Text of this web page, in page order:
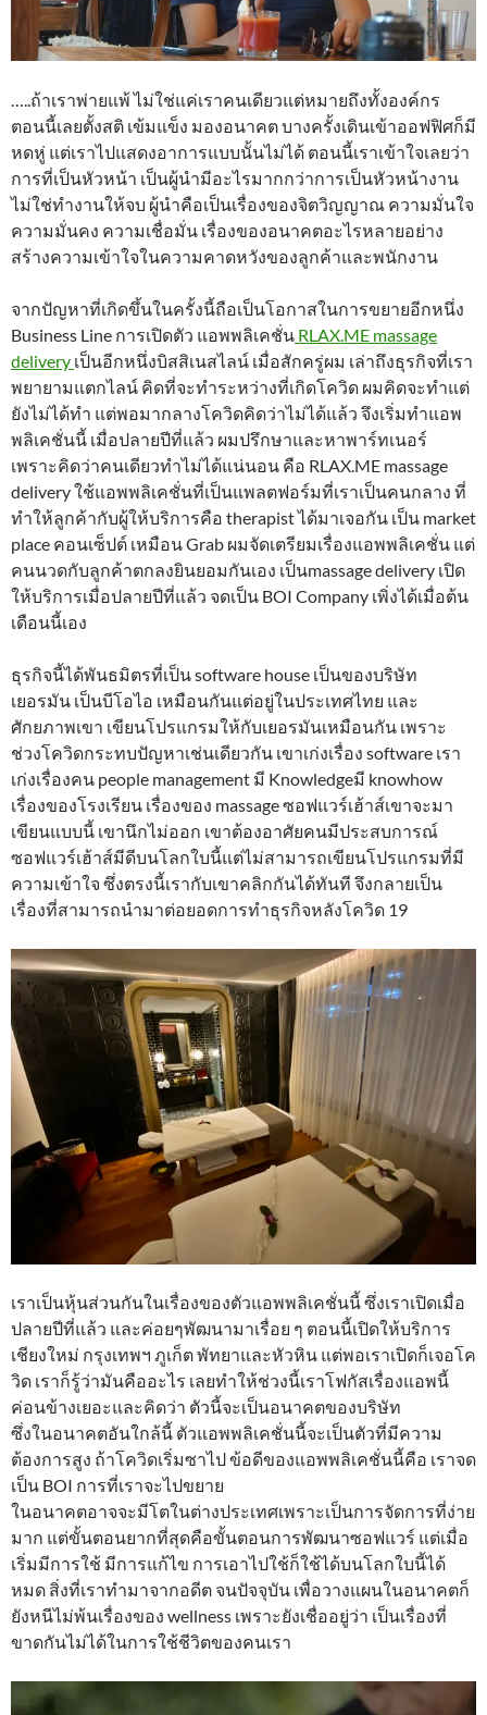
…..ถ้าเราพ่ายแพ้ ไม่ใช่แค่เราคนเดียวแต่หมายถึงทั้งองค์กร
ตอนนี้เลยตั้งสติ เข้มแข็ง มองอนาคต บางครั้งเดินเข้าออฟฟิศก็มี
หดหู่ แต่เราไปแสดงอาการแบบนั้นไม่ได้ ตอนนี้เราเข้าใจเลยว่า
การที่เป็นหัวหน้า เป็นผู้นำมีอะไรมากกว่าการเป็นหัวหน้างาน
ไม่ใช่ทำงานให้จบ ผู้นำคือเป็นเรื่องของจิตวิญญาณ ความมั่นใจ
ความมั่นคง ความเชื่อมั่น เรื่องของอนาคตอะไรหลายอย่าง
สร้างความเข้าใจในความคาดหวังของลูกค้าและพนักงาน
จากปัญหาที่เกิดขึ้นในครั้งนี้ถือเป็นโอกาสในการขยายอีกหนึ่ง
Business Line การเปิดตัว แอพพลิเคชั่น RLAX.ME massage
delivery เป็นอีกหนึ่งบิสสิเนสไลน์ เมื่อสักครู่ผม เล่าถึงธุรกิจที่เรา
พยายามแตกไลน์ คิดที่จะทำระหว่างที่เกิดโควิด ผมคิดจะทำแต่
ยังไม่ได้ทำ แต่พอมากลางโควิดคิดว่าไม่ได้แล้ว จึงเริ่มทำแอพ
พลิเคชั่นนี้ เมื่อปลายปีที่แล้ว ผมปรึกษาและหาพาร์ทเนอร์
เพราะคิดว่าคนเดียวทำไม่ได้แน่นอน คือ RLAX.ME massage
delivery ใช้แอพพลิเคชั่นที่เป็นแพลตฟอร์มที่เราเป็นคนกลาง ที่
ทำให้ลูกค้ากับผู้ให้บริการคือ therapist ได้มาเจอกัน เป็น market
place คอนเซ็ปต์ เหมือน Grab ผมจัดเตรียมเรื่องแอพพลิเคชั่น แต่
คนนวดกับลูกค้าตกลงยินยอมกันเอง เป็นmassage delivery เปิด
ให้บริการเมื่อปลายปีที่แล้ว จดเป็น BOI Company เพิ่งได้เมื่อต้น
เดือนนี้เอง
ธุรกิจนี้ได้พันธมิตรที่เป็น software house เป็นของบริษัท
เยอรมัน เป็นบีโอไอ เหมือนกันแต่อยู่ในประเทศไทย และ
ศักยภาพเขา เขียนโปรแกรมให้กับเยอรมันเหมือนกัน เพราะ
ช่วงโควิดกระทบปัญหาเช่นเดียวกัน เขาเก่งเรื่อง software เรา
เก่งเรื่องคน people management มี Knowledgeมี knowhow
เรื่องของโรงเรียน เรื่องของ massage ซอฟแวร์เฮ้าส์เขาจะมา
เขียนแบบนี้ เขานึกไม่ออก เขาต้องอาศัยคนมีประสบการณ์
ซอฟแวร์เฮ้าส์มีดีบนโลกใบนี้แต่ไม่สามารถเขียนโปรแกรมที่มี
ความเข้าใจ ซึ่งตรงนี้เรากับเขาคลิกกันได้ทันที จึงกลายเป็น
เรื่องที่สามารถนำมาต่อยอดการทำธุรกิจหลังโควิด 19
เราเป็นหุ้นส่วนกันในเรื่องของตัวแอพพลิเคชั่นนี้ ซึ่งเราเปิดเมื่อ
ปลายปีที่แล้ว และค่อยๆพัฒนามาเรื่อย ๆ ตอนนี้เปิดให้บริการ
เชียงใหม่ กรุงเทพฯ ภูเก็ต พัทยาและหัวหิน แต่พอเราเปิดก็เจอโค
วิด เราก็รู้ว่ามันคืออะไร เลยทำให้ช่วงนี้เราโฟกัสเรื่องแอพนี้
ค่อนข้างเยอะและคิดว่า ตัวนี้จะเป็นอนาคตของบริษัท
ซึ่งในอนาคตอันใกล้นี้ ตัวแอพพลิเคชั่นนี้จะเป็นตัวที่มีความ
ต้องการสูง ถ้าโควิดเริ่มซาไป ข้อดีของแอพพลิเคชั่นนี้คือ เราจด
เป็น BOI การที่เราจะไปขยาย
ในอนาคตอาจจะมีโตในต่างประเทศเพราะเป็นการจัดการที่ง่าย
มาก แต่ขั้นตอนยากที่สุดคือขั้นตอนการพัฒนาซอฟแวร์ แต่เมื่อ
เริ่มมีการใช้ มีการแก้ไข การเอาไปใช้ก็ใช้ได้บนโลกใบนี้ได้
หมด สิ่งที่เราทำมาจากอดีต จนปัจจุบัน เพื่อวางแผนในอนาคตก็
ยังหนีไม่พ้นเรื่องของ wellness เพราะยังเชื่ออยู่ว่า เป็นเรื่องที่
ขาดกันไม่ได้ในการใช้ชีวิตของคนเรา